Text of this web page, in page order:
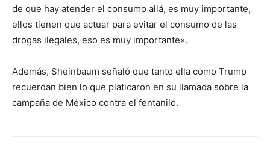
de que hay atender el consumo allá, es muy importante,
ellos tienen que actuar para evitar el consumo de las
drogas ilegales, eso es muy importante».
Además, Sheinbaum señaló que tanto ella como Trump
recuerdan bien lo que platicaron en su llamada sobre la
campaña de México contra el fentanilo.